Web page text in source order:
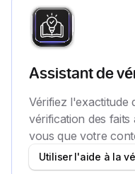
Assistant de
Vérifiez l'exactitude
vérification des
vous que votre
Utiliser l'aide à la